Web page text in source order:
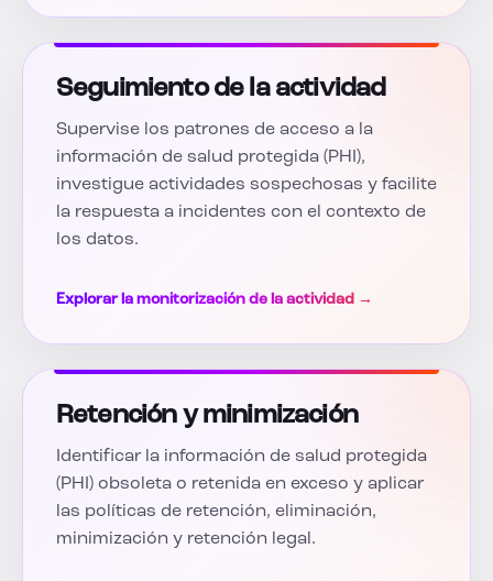
Seguimiento de la actividad
Supervise los patrones de acceso a la
información de salud protegida (PHI),
investigue actividades sospechosas y facilite
la respuesta a incidentes con el contexto de
los datos.
Explorar la monitorización de la actividad →
Retención y minimización
Identificar la información de salud protegida
(PHI) obsoleta o retenida en exceso y aplicar
las políticas de retención, eliminación,
minimización y retención legal.